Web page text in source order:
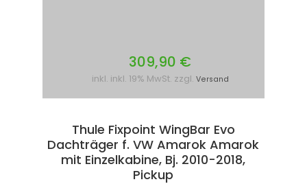
309,90 €
inkl. inkl. 19% MwSt. zzgl. Versand
Thule Fixpoint WingBar Evo
Dachträger f. VW Amarok Amarok
mit Einzelkabine, Bj. 2010-2018,
Pickup